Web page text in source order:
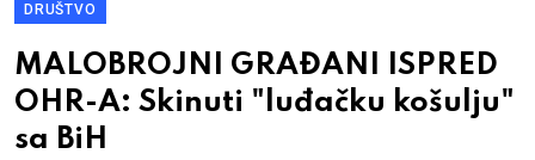
DRUŠTVO
MALOBROJNI GRAĐANI ISPRED
OHR-A: Skinuti "luđačku košulju"
sa BiH